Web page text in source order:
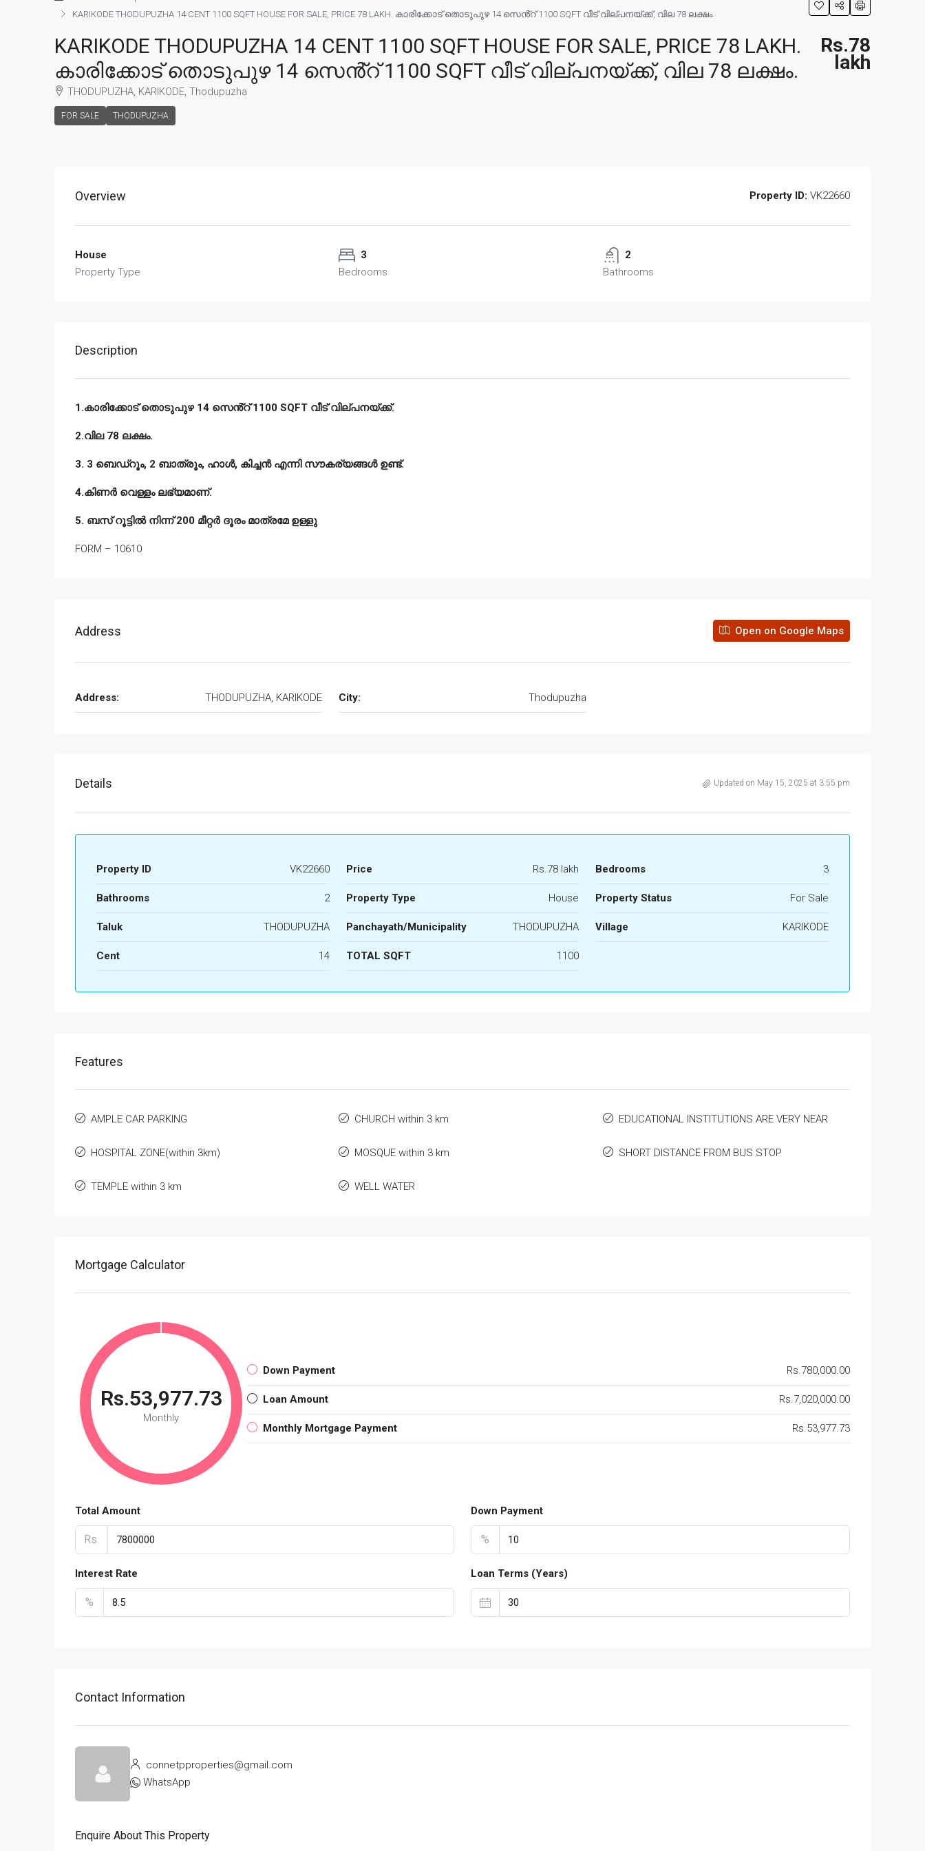
KARIKODE THODUPUZHA 14 CENT 1100 SQFT HOUSE FOR SALE, PRICE 78 LAKH. കാരിക്കോട് തൊടുപുഴ 14 സെൻ്റ് 1100 SQFT വീട് വില്പനയ്ക്ക്, വില 78 ലക്ഷം.
KARIKODE THODUPUZHA 14 CENT 1100 SQFT HOUSE FOR SALE, PRICE 78 LAKH.
കാരിക്കോട് തൊടുപുഴ 14 സെൻ്റ് 1100 SQFT വീട് വില്പനയ്ക്ക്, വില 78 ലക്ഷം.
THODUPUZHA, KARIKODE, Thodupuzha
FOR SALE THODUPUZHA
Rs.78
lakh
Overview Property ID: VK22660
House
Property Type
3
Bedrooms
2
Bathrooms
Description
1.കാരിക്കോട് തൊടുപുഴ 14 സെൻ്റ് 1100 SQFT വീട് വില്പനയ്ക്ക്.
2.വില 78 ലക്ഷം.
3. 3 ബെഡ്‌റൂം, 2 ബാത്രൂം, ഹാൾ, കിച്ചൻ എന്നി സൗകര്യങ്ങൾ ഉണ്ട്.
4.കിണർ വെള്ളം ലഭ്യമാണ്.
5. ബസ് റൂട്ടിൽ നിന്ന് 200 മീറ്റർ ദൂരം മാത്രമേ ഉള്ളു
FORM – 10610
Address Open on Google Maps
Address: THODUPUZHA, KARIKODE City: Thodupuzha
Details Updated on May 15, 2025 at 3:55 pm
Property ID VK22660 Price Rs.78 lakh Bedrooms 3
Bathrooms 2 Property Type House Property Status For Sale
Taluk THODUPUZHA Panchayath/Municipality THODUPUZHA Village KARIKODE
Cent 14 TOTAL SQFT 1100
Features
AMPLE CAR PARKING CHURCH within 3 km EDUCATIONAL INSTITUTIONS ARE VERY NEAR
HOSPITAL ZONE(within 3km) MOSQUE within 3 km SHORT DISTANCE FROM BUS STOP
TEMPLE within 3 km WELL WATER
Mortgage Calculator
Rs.53,977.73
Monthly
Down Payment Rs.780,000.00
Loan Amount Rs.7,020,000.00
Monthly Mortgage Payment Rs.53,977.73
Total Amount
Rs.
Down Payment
%
Interest Rate
%
Loan Terms (Years)
Contact Information
connetpproperties@gmail.com
WhatsApp
Enquire About This Property